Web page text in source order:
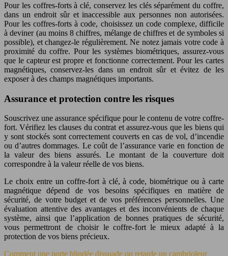
Pour les coffres-forts à clé, conservez les clés séparément du coffre,
dans un endroit sûr et inaccessible aux personnes non autorisées.
Pour les coffres-forts à code, choisissez un code complexe, difficile
à deviner (au moins 8 chiffres, mélange de chiffres et de symboles si
possible), et changez-le régulièrement. Ne notez jamais votre code à
proximité du coffre. Pour les systèmes biométriques, assurez-vous
que le capteur est propre et fonctionne correctement. Pour les cartes
magnétiques, conservez-les dans un endroit sûr et évitez de les
exposer à des champs magnétiques importants.
Assurance et protection contre les risques
Souscrivez une assurance spécifique pour le contenu de votre coffre-
fort. Vérifiez les clauses du contrat et assurez-vous que les biens qui
y sont stockés sont correctement couverts en cas de vol, d’incendie
ou d’autres dommages. Le coût de l’assurance varie en fonction de
la valeur des biens assurés. Le montant de la couverture doit
correspondre à la valeur réelle de vos biens.
Le choix entre un coffre-fort à clé, à code, biométrique ou à carte
magnétique dépend de vos besoins spécifiques en matière de
sécurité, de votre budget et de vos préférences personnelles. Une
évaluation attentive des avantages et des inconvénients de chaque
système, ainsi que l’application de bonnes pratiques de sécurité,
vous permettront de choisir le coffre-fort le mieux adapté à la
protection de vos biens précieux.
Comment une porte blindée dissuade ou retarde un cambrioleur